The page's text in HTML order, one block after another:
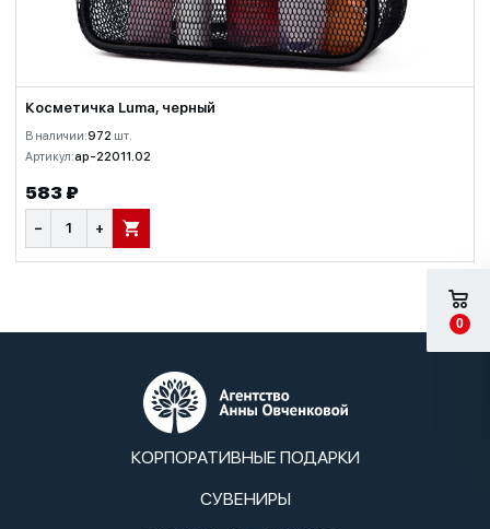
Косметичка Luma, черный
В наличии:972 шт.
Артикул:ap-22011.02
583 ₽
− + В КОРЗИНУ
КОРПОРАТИВНЫЕ ПОДАРКИ
СУВЕНИРЫ
0